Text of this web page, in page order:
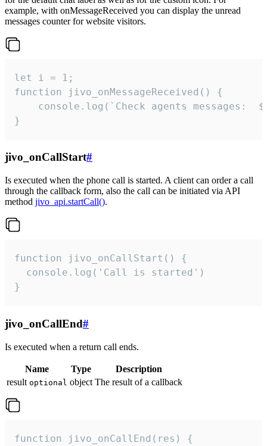
example, with onMessageReceived you can display the unread
messages counter for website visitors.
let i = 1;
function jivo_onMessageReceived() {
}
jivo_onCallStart#
Is executed when the phone call is started. A client can order a call
through the callback form, also the call can be initiated via API
method jivo_api.startCall().
function jivo_onCallStart() {
  console.log('Call is started')
}
jivo_onCallEnd#
Is executed when a return call ends.
Name Type
Description
result optional object The result of a callback
function jivo_onCallEnd(res) {